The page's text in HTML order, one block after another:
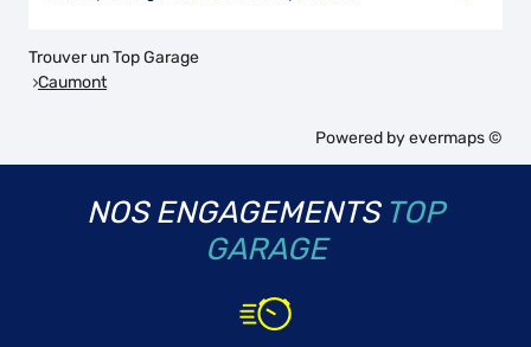
Trouver un Top Garage
Caumont
Powered byevermaps ©
NOS ENGAGEMENTS TOP
GARAGE